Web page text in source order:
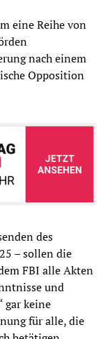
eine Reihe von
nach einem
Opposition
des
– sollen die
FBI alle Akten
und
gar keine
für alle, die